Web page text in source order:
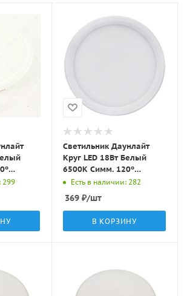
50-
299
Светильник Даунлайт
Круг LED 18Вт Белый
6500K Симм. 120º
1200Лм D175х20мм/50-
140мм L-N018 LBT
Есть в наличии: 282
369 ₽/шт
В КОРЗИНУ